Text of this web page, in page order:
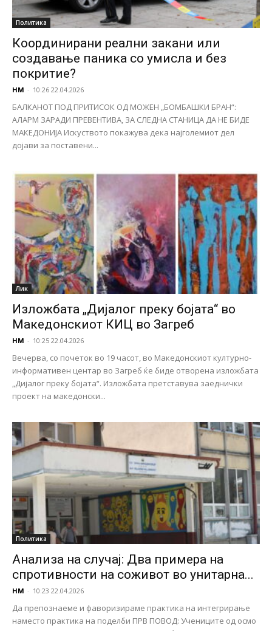
Политика
Координирани реални закани или
создавање паника со умисла и без
покритие?
НМ - 10:26 22.04.2026
БАЛКАНOT ПОД ПРИТИСОК ОД МОЖЕН „БОМБАШКИ БРАН“:
АЛАРМ ЗАРАДИ ПРЕВЕНТИВА, ЗА СЛЕДНА СТАНИЦА ДА НЕ БИДЕ
МАКЕДОНИЈА Искуството покажува дека најголемиот дел
дојави за поставени...
Лик
Изложбата „Дијалог преку бојата“ во
Македонскиот КИЦ во Загреб
НМ - 10:25 22.04.2026
Вечерва, со почеток во 19 часот, во Македонскиот културно-
информативен центар во Загреб ќе биде отворена изложбата
„Дијалог преку бојата“. Изложбата претставува заеднички
проект на македонски...
Политика
Анализа на случај: Два примера на
спротивности на соживот во унитарна...
НМ - 10:23 22.04.2026
Да препознаеме и фаворизираме практика на интегрирање
наместо практика на поделби ПРВ ПОВОД: Учениците од осмо